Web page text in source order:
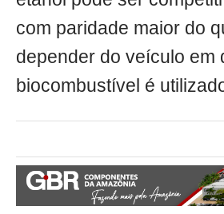
com paridade maior do
depender do veículo em
biocombustível é